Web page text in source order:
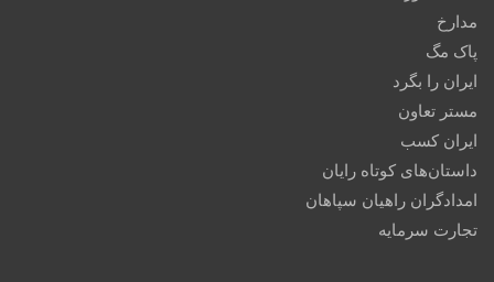
مدارخ
پاک مگ
ایران را بگرد
مستر تعاون
ایران کسب
داستان‌های کوتاه رایان
امدادگران راهیان سپاهان
تجارت سرمایه